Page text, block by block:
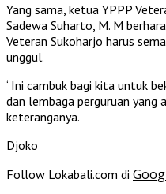
Yang sama, ketua YPPP
Sadewa Suharto, M. M
Veteran Sukoharjo harus
unggul.
‘ Ini cambuk bagi kita untuk
dan lembaga perguruan yang
keteranganya.
Djoko
Follow Lokabali.com di